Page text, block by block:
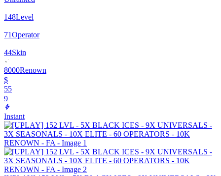
148Level
71Operator
44Skin
8000Renown
$
55
9
Instant